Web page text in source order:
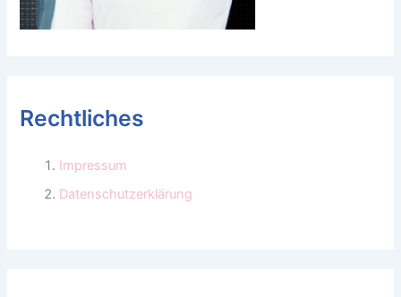
Rechtliches
Impressum
Datenschutzerklärung